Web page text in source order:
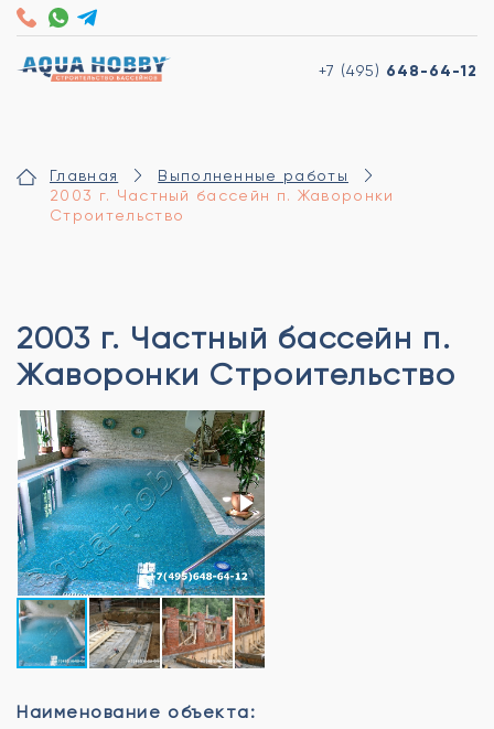
+7 (495) 648-64-12
Главная
Выполненные работы
2003 г. Частный бассейн п. Жаворонки
Строительство
2003 г. Частный бассейн п.
Жаворонки Строительство
Наименование объекта: